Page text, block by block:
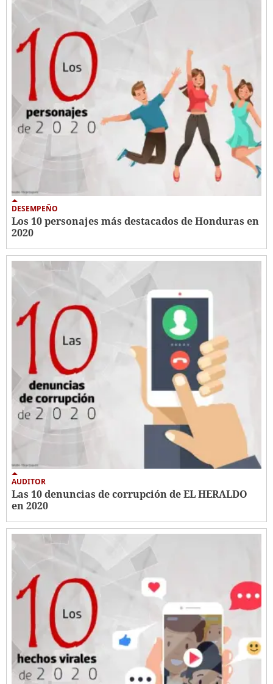
DESEMPEÑO
Los 10 personajes más destacados de Honduras en
2020
AUDITOR
Las 10 denuncias de corrupción de EL HERALDO
en 2020